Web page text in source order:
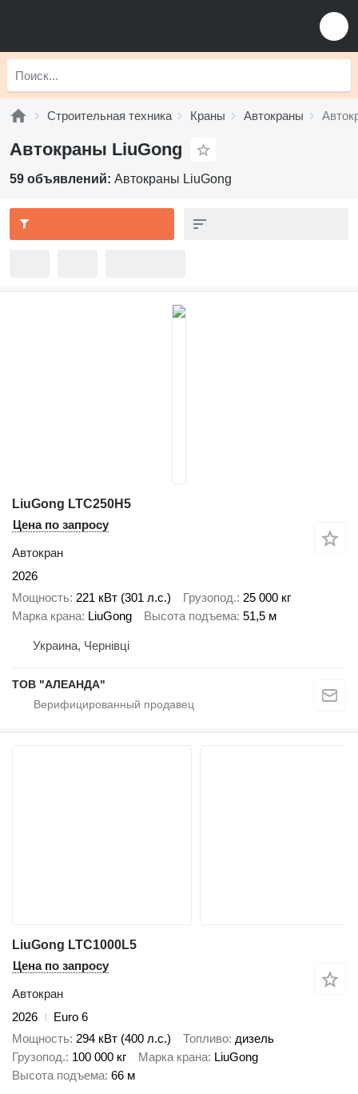
Строительная техника Краны Автокраны
Автокраны LiuGong
59 объявлений: Автокраны LiuGong
LiuGong LTC250H5
Цена по запросу
Автокран
2026
Мощность 221 кВт (301 л.с.) Грузопод. 25 000 кг
Марка крана LiuGong Высота подъема 51,5 м
Украина, Чернівці
ТОВ "АЛЕАНДА"
LiuGong LTC1000L5
Цена по запросу
Автокран
2026
Euro 6
Мощность 294 кВт (400 л.с.) Топливо дизель
Грузопод. 100 000 кг Марка крана LiuGong
Высота подъема 66 м